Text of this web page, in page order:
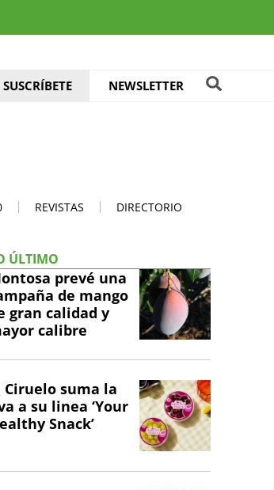
SUSCRÍBETE NEWSLETTER
REVISTAS DIRECTORIO
ÚLTIMO
prevé una
de mango
gran calidad y
calibre
Ciruelo suma la
a su linea ‘Your
Snack’